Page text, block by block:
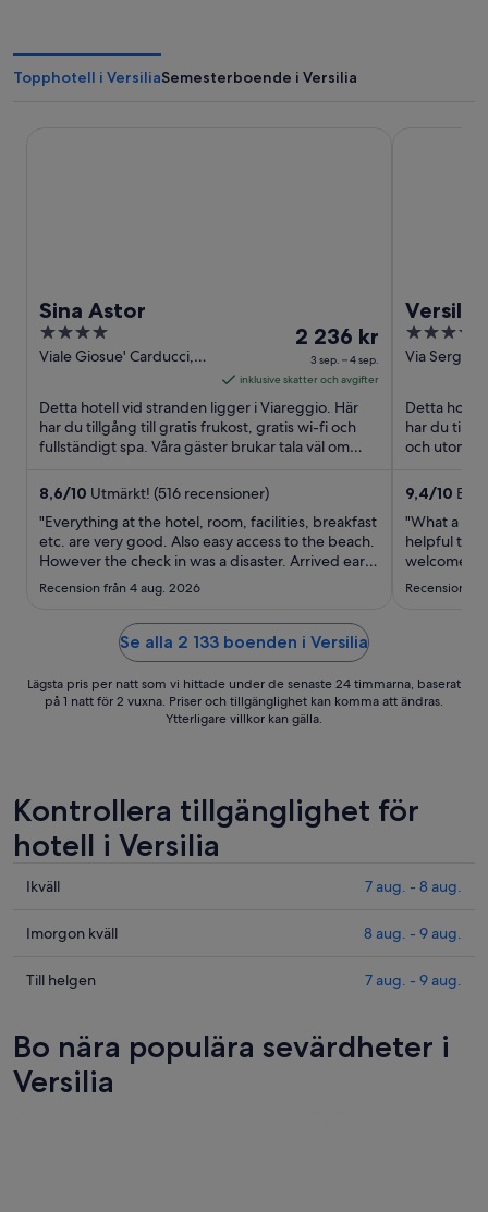
Topphotell i VersiliaSemesterboende i Versilia
Sina Astor
4
out
5
Viale Giosue' Carducci,
Priset
2 236 kr
per
natt
mellan
och
4
sep.
2 236 kr
3 sep. – 4 sep.
inklusive skatter och avgifter
Detta hotell vid stranden ligger i Viareggio. Här
har du tillgång till gratis frukost, gratis wi-fi och
fullständigt spa. Våra gäster brukar tala väl om
8,6/10 Utmärkt! (516 recensioner)
"Everything at the hotel, room, facilities, breakfast
etc. are very good. Also easy access to the beach.
However the check in was a disaster. Arrived early
and hoped the room would be ready, it was not
and that is fully acceptable. So we waited until
3pm which is check in time, room still not ready.
Recension från 4 aug. 2026
Versilia
4
out
5
Via Sergio
Detta hotell
har du
och
9,4/10
"What a
helpful
welcome
was
Recension
Se alla 2 133 boenden i Versilia
Lägsta pris per natt som vi hittade under de senaste 24 timmarna, baserat
på 1 natt för 2 vuxna. Priser och tillgänglighet kan komma att ändras.
Ytterligare villkor kan gälla.
Kontrollera tillgänglighet för
hotell i Versilia
Kolla
i
för
aug.
-
8
Ikväll 7 aug. - 8 aug.
Kolla
i
imorgon
natt,
8
Imorgon kväll 8 aug. - 9 aug.
Kolla
Versilia
inför
helgen,
Till helgen 7 aug. - 9 aug.
Bo nära populära sevärdheter i
Versilia